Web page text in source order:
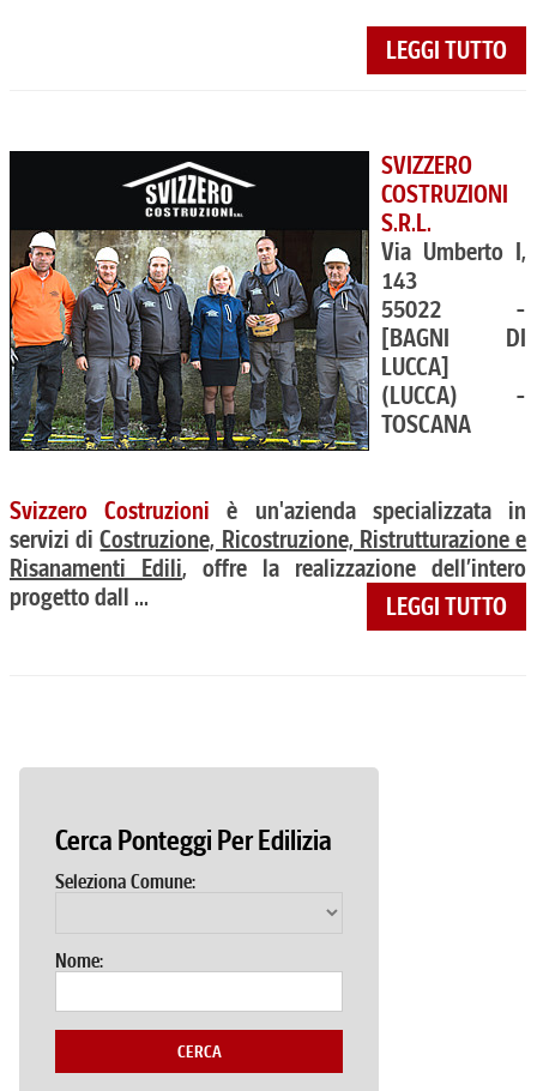
LEGGI TUTTO
SVIZZERO
COSTRUZIONI
S.R.L.
Via Umberto I,
143
55022 -
[BAGNI DI
LUCCA]
(LUCCA) -
TOSCANA
Svizzero Costruzioni è un'azienda specializzata in
servizi diCostruzione, Ricostruzione, Ristrutturazione e
Risanamenti Edili, offre la realizzazione dell’intero
progetto dall ...
LEGGI TUTTO
Cerca Ponteggi Per Edilizia
Seleziona Comune:
Nome:
CERCA